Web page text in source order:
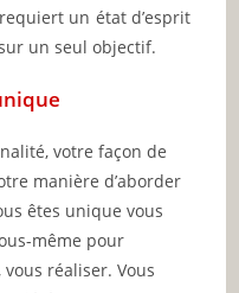
un état d’esprit
un seul objectif.
votre façon de
manière d’aborder
êtes unique vous
même pour
réaliser. Vous